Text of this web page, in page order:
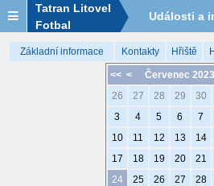
Tatran Litovel
Fotbal
Události a
Základní informace Kontakty Hřiště
<< <
Červenec 2023
26
27 28 29 30
3
4 5 6 7
10
11 12 13 14
17
18 19 20 21
24
25 26 27 28